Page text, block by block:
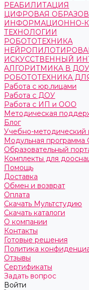
РЕАБИЛИТАЦИЯ
ЦИФРОВАЯ
ИНФОРМАЦИОННО-
ТЕХНОЛОГИИ
РОБОТОТЕХНИКА
ИСКУССТВЕННЫЙ
АЛГОРИТМИКА В ДОУ
РОБОТОТЕХНИКА
Работа с юр.лицами
Работа с ДОУ
Работа с ИП и ООО
Методическая
Блог
Учебно-
Модульная программа
Образовательный
Комплекты для
Помощь
Доставка
Обмен и возврат
Оплата
Скачать Мультстудию
Скачать каталоги
О компании
Контакты
Готовые решения
Политика
Отзывы
Сертификаты
Задать вопрос
Войти